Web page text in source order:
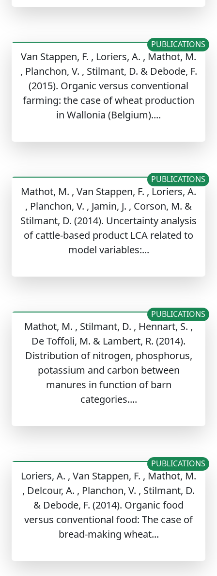
Van Stappen, F. , Loriers, A. , Mathot, M.
, Planchon, V. , Stilmant, D. & Debode, F.
(2015). Organic versus conventional
farming: the case of wheat production
in Wallonia (Belgium)....
PUBLICATIONS
Mathot, M. , Van Stappen, F. , Loriers, A.
, Planchon, V. , Jamin, J. , Corson, M. &
Stilmant, D. (2014). Uncertainty analysis
of cattle-based product LCA related to
model variables:...
PUBLICATIONS
Mathot, M. , Stilmant, D. , Hennart, S. ,
De Toffoli, M. & Lambert, R. (2014).
Distribution of nitrogen, phosphorus,
potassium and carbon between
manures in function of barn
categories....
PUBLICATIONS
Loriers, A. , Van Stappen, F. , Mathot, M.
, Delcour, A. , Planchon, V. , Stilmant, D.
& Debode, F. (2014). Organic food
versus conventional food: The case of
bread-making wheat...
PUBLICATIONS